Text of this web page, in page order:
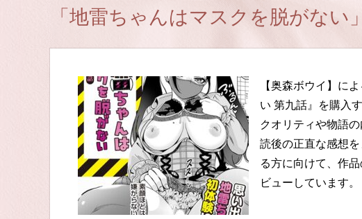
「地雷ちゃんはマスクを脱がない
【奥森ボウイ】に
い 第九話』を購入
クオリティや物語の
読後の正直な感想
る方に向けて、作
ビューしています。